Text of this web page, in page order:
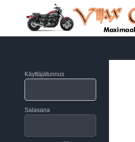
sisältöön
Käyttäjätunnus
Salasana